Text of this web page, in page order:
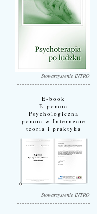
Stowarzyszenie INTRO
E-book
E-pomoc
Psychologiczna
pomoc w Internecie
teoria i praktyka
Stowarzyszenie INTRO